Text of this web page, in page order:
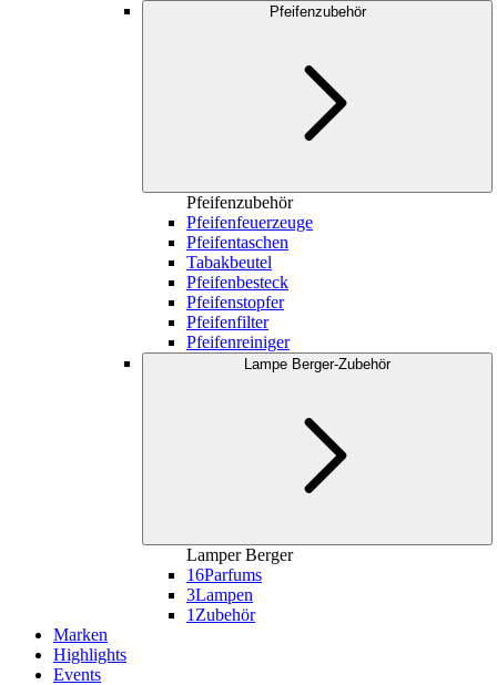
Pfeifenzubehör
Pfeifenzubehör
Pfeifenfeuerzeuge
Pfeifentaschen
Tabakbeutel
Pfeifenbesteck
Pfeifenstopfer
Pfeifenfilter
Pfeifenreiniger
Lampe Berger-Zubehör
Lamper Berger
16Parfums
3Lampen
1 Zubehör
Marken
Highlights
Events